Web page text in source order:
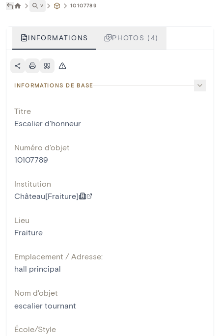
˅ 10107789
INFORMATIONS PHOTOS (4)
INFORMATIONS DE BASE
Titre
Escalier d'honneur
Numéro d'objet
10107789
Institution
Château[Fraiture]
Lieu
Fraiture
Emplacement / Adresse:
hall principal
Nom d'objet
escalier tournant
École/Style